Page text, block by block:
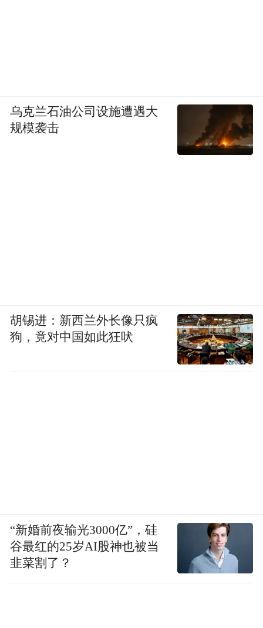
乌克兰石油公司设施遭遇大
规模袭击
胡锡进：新西兰外长像只疯
狗，竟对中国如此狂吠
“新婚前夜输光3000亿”，硅
谷最红的25岁AI股神也被当
韭菜割了？